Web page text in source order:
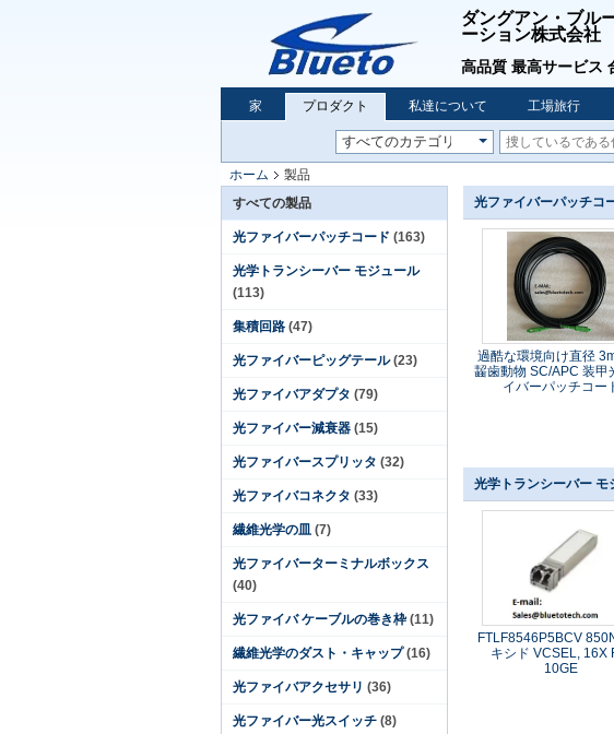
ダングアン・ブル
ーション株式会社
高品質 最高サービス
家 プロダクト 私達について 工場旅行
ホーム
製品
すべての製品
光ファイバーパッチコード (163)
光学トランシーバー モジュール
(113)
集積回路 (47)
光ファイバーピッグテール (23)
光ファイバアダプタ (79)
光ファイバー減衰器 (15)
光ファイバースプリッタ (32)
光ファイバコネクタ (33)
繊維光学の皿 (7)
光ファイバーターミナルボックス
(40)
光ファイバ ケーブルの巻き枠 (11)
繊維光学のダスト・キャップ (16)
光ファイバアクセサリ (36)
光ファイバー光スイッチ (8)
光ファイバーパッチコ
過酷な環境向け直径
齧歯動物 SC/APC 装甲
イバーパッチコー
光学トランシーバー モ
FTLF8546P5BCV
キシド VCSEL, 16X
10GE